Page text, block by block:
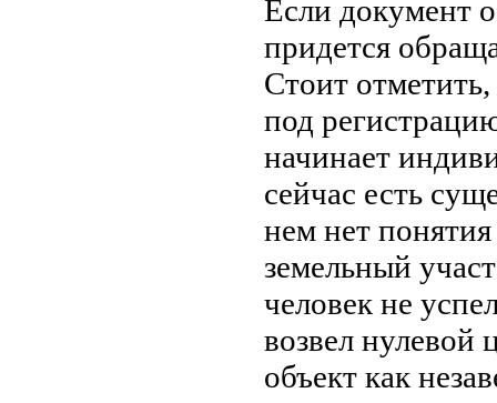
Если документ
придется
Стоит
под
начинает
сейчас есть
нем нет
земельный
человек не
возвел нулевой
объект как